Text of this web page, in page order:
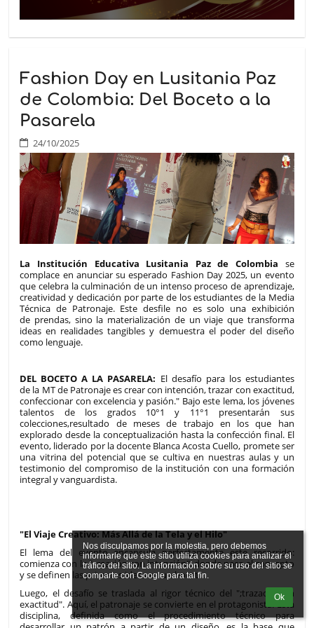
Nos disculpamos por la molestia, pero debemos
informarle que este sitio utiliza cookies para analizar el
tráfico del sitio. La información sobre su uso del sitio se
Ok
Fashion Day en Lusitania Paz
de Colombia: Del Boceto a la
Pasarela
24/10/2025
La Institución Educativa Lusitania Paz de Colombia se
complace en anunciar su esperado Fashion Day 2025, un evento
que celebra la culminación de un intenso proceso de aprendizaje,
creatividad y dedicación por parte de los estudiantes de la Media
Técnica de Patronaje. Este desfile no es solo una exhibición
de prendas, sino la materialización de un viaje que transforma
ideas en realidades tangibles y demuestra el poder del diseño
como lenguaje.
DEL BOCETO A LA PASARELA: El desafío para los estudiantes
de la MT de Patronaje es crear con intención, trazar con exactitud,
confeccionar con excelencia y pasión." Bajo este lema, los jóvenes
talentos de los grados 10°1 y 11°1 presentarán sus
colecciones,resultado de meses de trabajo en los que han
explorado desde la conceptualización hasta la confección final. El
evento, liderado por la docente Blanca Acosta Cuello, promete ser
una vitrina del potencial que se cultiva en nuestras aulas y un
testimonio del compromiso de la institución con una formación
integral y vanguardista.
"El Viaje Creativo: Más Allá de la Tela y el Hilo"
El lema del evento encapsula perfectamente este recorrido:
comienza con la "creación con intención", donde nace el concepto
y se definen las primeras ideas en un boceto.
Luego, el desafío se traslada al rigor técnico del ";trazado con
exactitud". Aquí, el patronaje se convierte en el protagonista. Esta
disciplina, definida como el procedimiento técnico para